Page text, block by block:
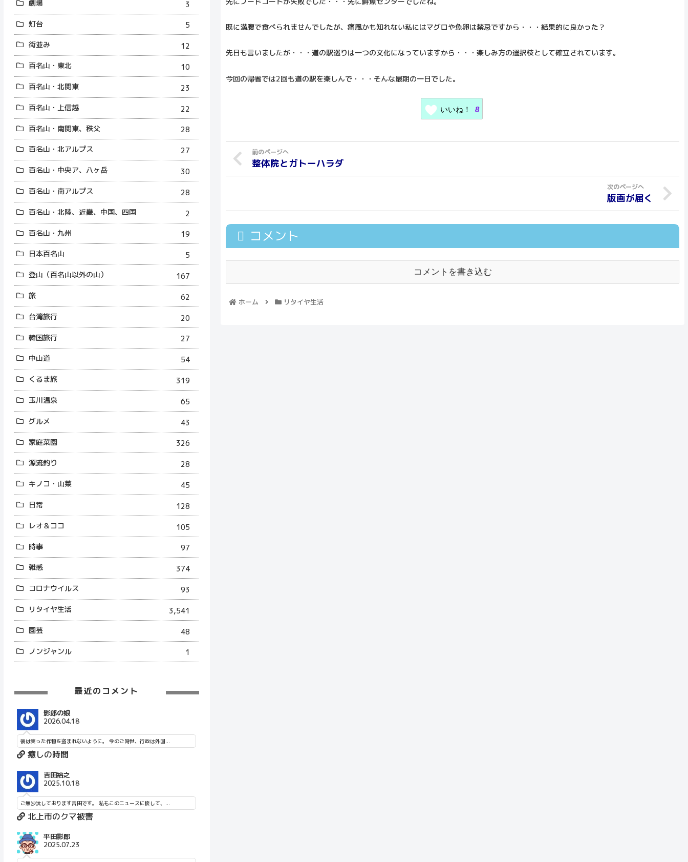
既に満腹で食べられませんでしたが、痛風かも知れない私にはマグロや魚卵は禁忌ですから・・・結果的に良かった？
先日も言いましたが・・・道の駅巡りは一つの文化になっていますから・・・楽しみ方の選択枝として確立されています。
今回の帰省では2回も道の駅を楽しんで・・・そんな最期の一日でした。
いいね！ 8
整体院とガトーハラダ
版画が届く
コメント
コメントを書き込む
ホーム リタイヤ生活
劇場
3
灯台
5
街並み
12
百名山・東北
10
百名山・北関東
23
百名山・上信越
22
百名山・南関東、秩父
28
百名山・北アルプス
27
百名山・中央ア、八ヶ岳
30
百名山・南アルプス
28
百名山・北陸、近畿、中国、四国
2
百名山・九州
19
日本百名山
5
登山（百名山以外の山）
167
旅
62
台湾旅行
20
韓国旅行
27
中山道
54
くるま旅
319
玉川温泉
65
グルメ
43
家庭菜園
326
源流釣り
28
キノコ・山菜
45
日常
128
レオ＆ココ
105
時事
97
雑感
374
コロナウイルス
93
リタイヤ生活
3,541
園芸
48
ノンジャンル
1
最近のコメント
影郎の娘
2026.04.18
後は実った作物を盗まれないように。 今のご時世、行政は外国...
癒しの時間
吉田裕之
2025.10.18
ご無沙汰しております吉田です。 私もこのニュースに接して、...
北上市のクマ被害
平田影郎
2025.07.23